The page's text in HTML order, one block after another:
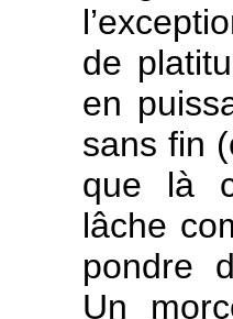
de
en
sans fin
que là
lâche
pondre
Un